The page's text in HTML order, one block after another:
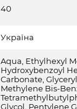
40
Україна
Aqua, Ethylhexyl
Hydroxybenzoyl
Carbonate,
Methylene Bis-
Glycol, Pentylene